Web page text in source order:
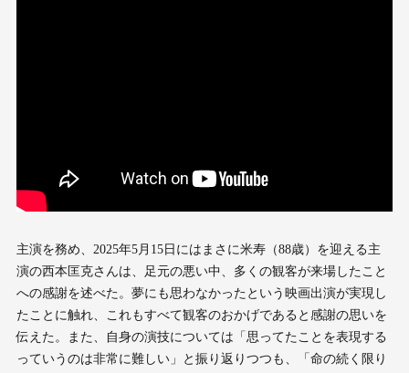
主演を務め、2025年5月15日にはまさに米寿（88歳）を迎える主
演の西本匡克さんは、足元の悪い中、多くの観客が来場したこと
への感謝を述べた。夢にも思わなかったという映画出演が実現し
たことに触れ、これもすべて観客のおかげであると感謝の思いを
伝えた。また、自身の演技については「思ってたことを表現する
っていうのは非常に難しい」と振り返りつつも、「命の続く限り